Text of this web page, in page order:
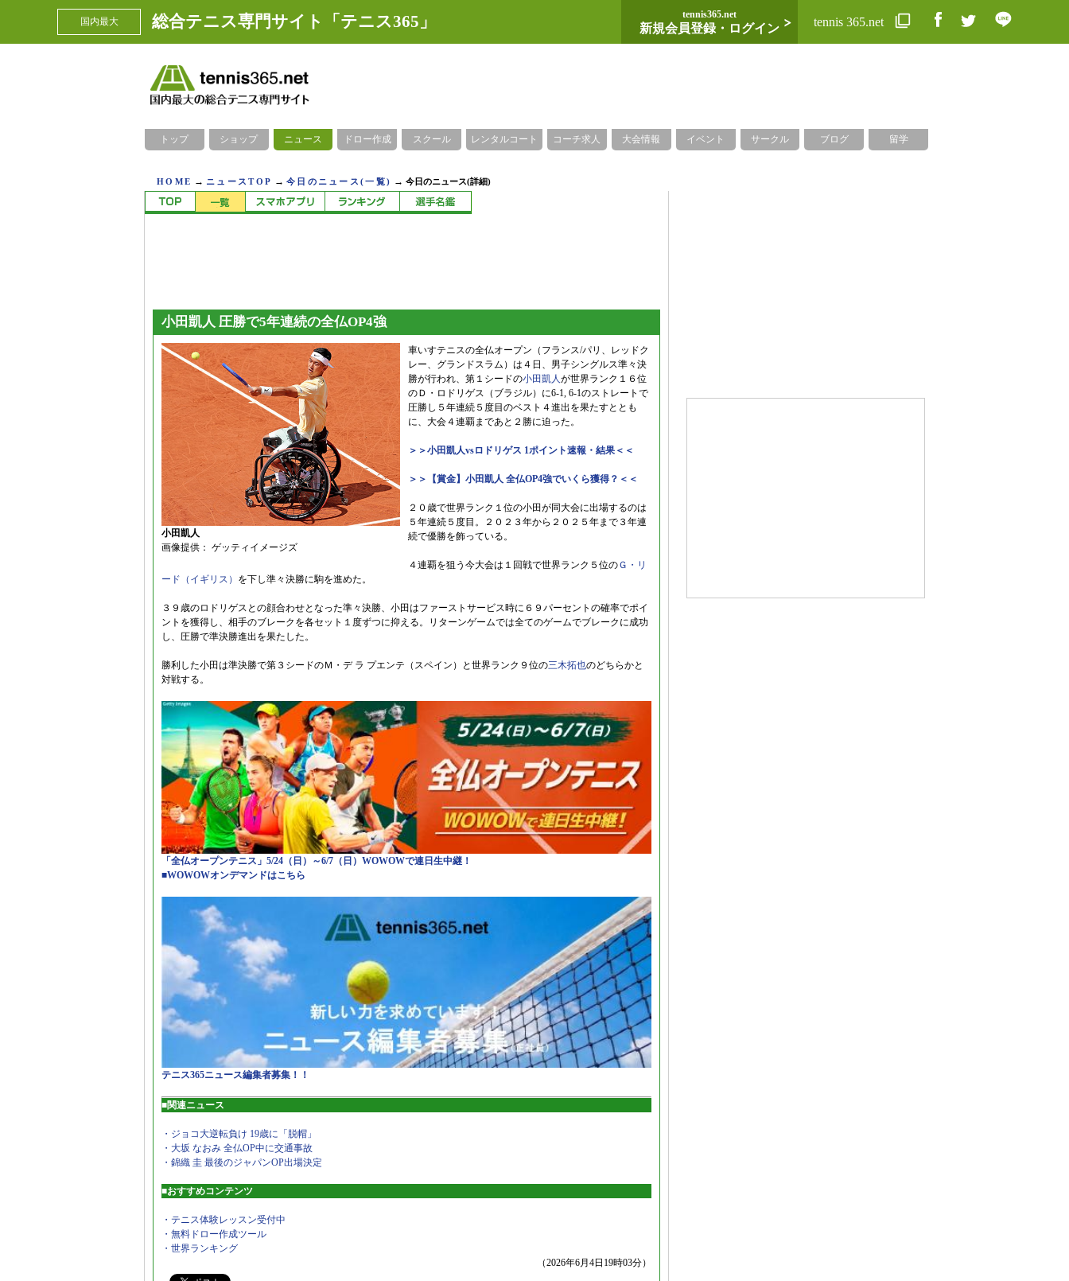
国内最大 総合テニス専門サイト「テニス365」 tennis365.net
新規会員登録・ログイン tennis 365.net
トップ ショップ ニュース ドロー作成 スクール レンタルコート コーチ求人 大会情報 イベント サークル ブログ 留学
HOME → ニュースTOP →今日のニュース(一覧) →今日のニュース(詳細)
小田凱人 圧勝で5年連続の全仏OP4強
小田凱人
画像提供： ゲッティイメージズ
車いすテニスの全仏オープン（フランス/パリ、レッドク
レー、グランドスラム）は４日、男子シングルス準々決
勝が行われ、第１シードの小田凱人が世界ランク１６位
のＤ・ロドリゲス（ブラジル）に6-1, 6-1のストレートで
圧勝し５年連続５度目のベスト４進出を果たすととも
に、大会４連覇まであと２勝に迫った。
＞＞小田凱人vsロドリゲス 1ポイント速報・結果＜＜
＞＞【賞金】小田凱人 全仏OP4強でいくら獲得？＜＜
２０歳で世界ランク１位の小田が同大会に出場するのは
５年連続５度目。２０２３年から２０２５年まで３年連
続で優勝を飾っている。
４連覇を狙う今大会は１回戦で世界ランク５位のＧ・リ
ード（イギリス） を下し準々決勝に駒を進めた。
３９歳のロドリゲスとの顔合わせとなった準々決勝、小田はファーストサービス時に６９パーセントの確率でポイ
ントを獲得し、相手のブレークを各セット１度ずつに抑える。リターンゲームでは全てのゲームでブレークに成功
し、圧勝で準決勝進出を果たした。
勝利した小田は準決勝で第３シードのＭ・デ ラ プエンテ（スペイン）と世界ランク９位の三木拓也のどちらかと
対戦する。
「全仏オープンテニス」5/24（日）～6/7（日）WOWOWで連日生中継！
■WOWOWオンデマンドはこちら
テニス365ニュース編集者募集！！
■関連ニュース
・ジョコ大逆転負け 19歳に「脱帽」
・大坂 なおみ 全仏OP中に交通事故
・錦織 圭 最後のジャパンOP出場決定
■おすすめコンテンツ
・テニス体験レッスン受付中
・無料ドロー作成ツール
・世界ランキング
（2026年6月4日19時03分）